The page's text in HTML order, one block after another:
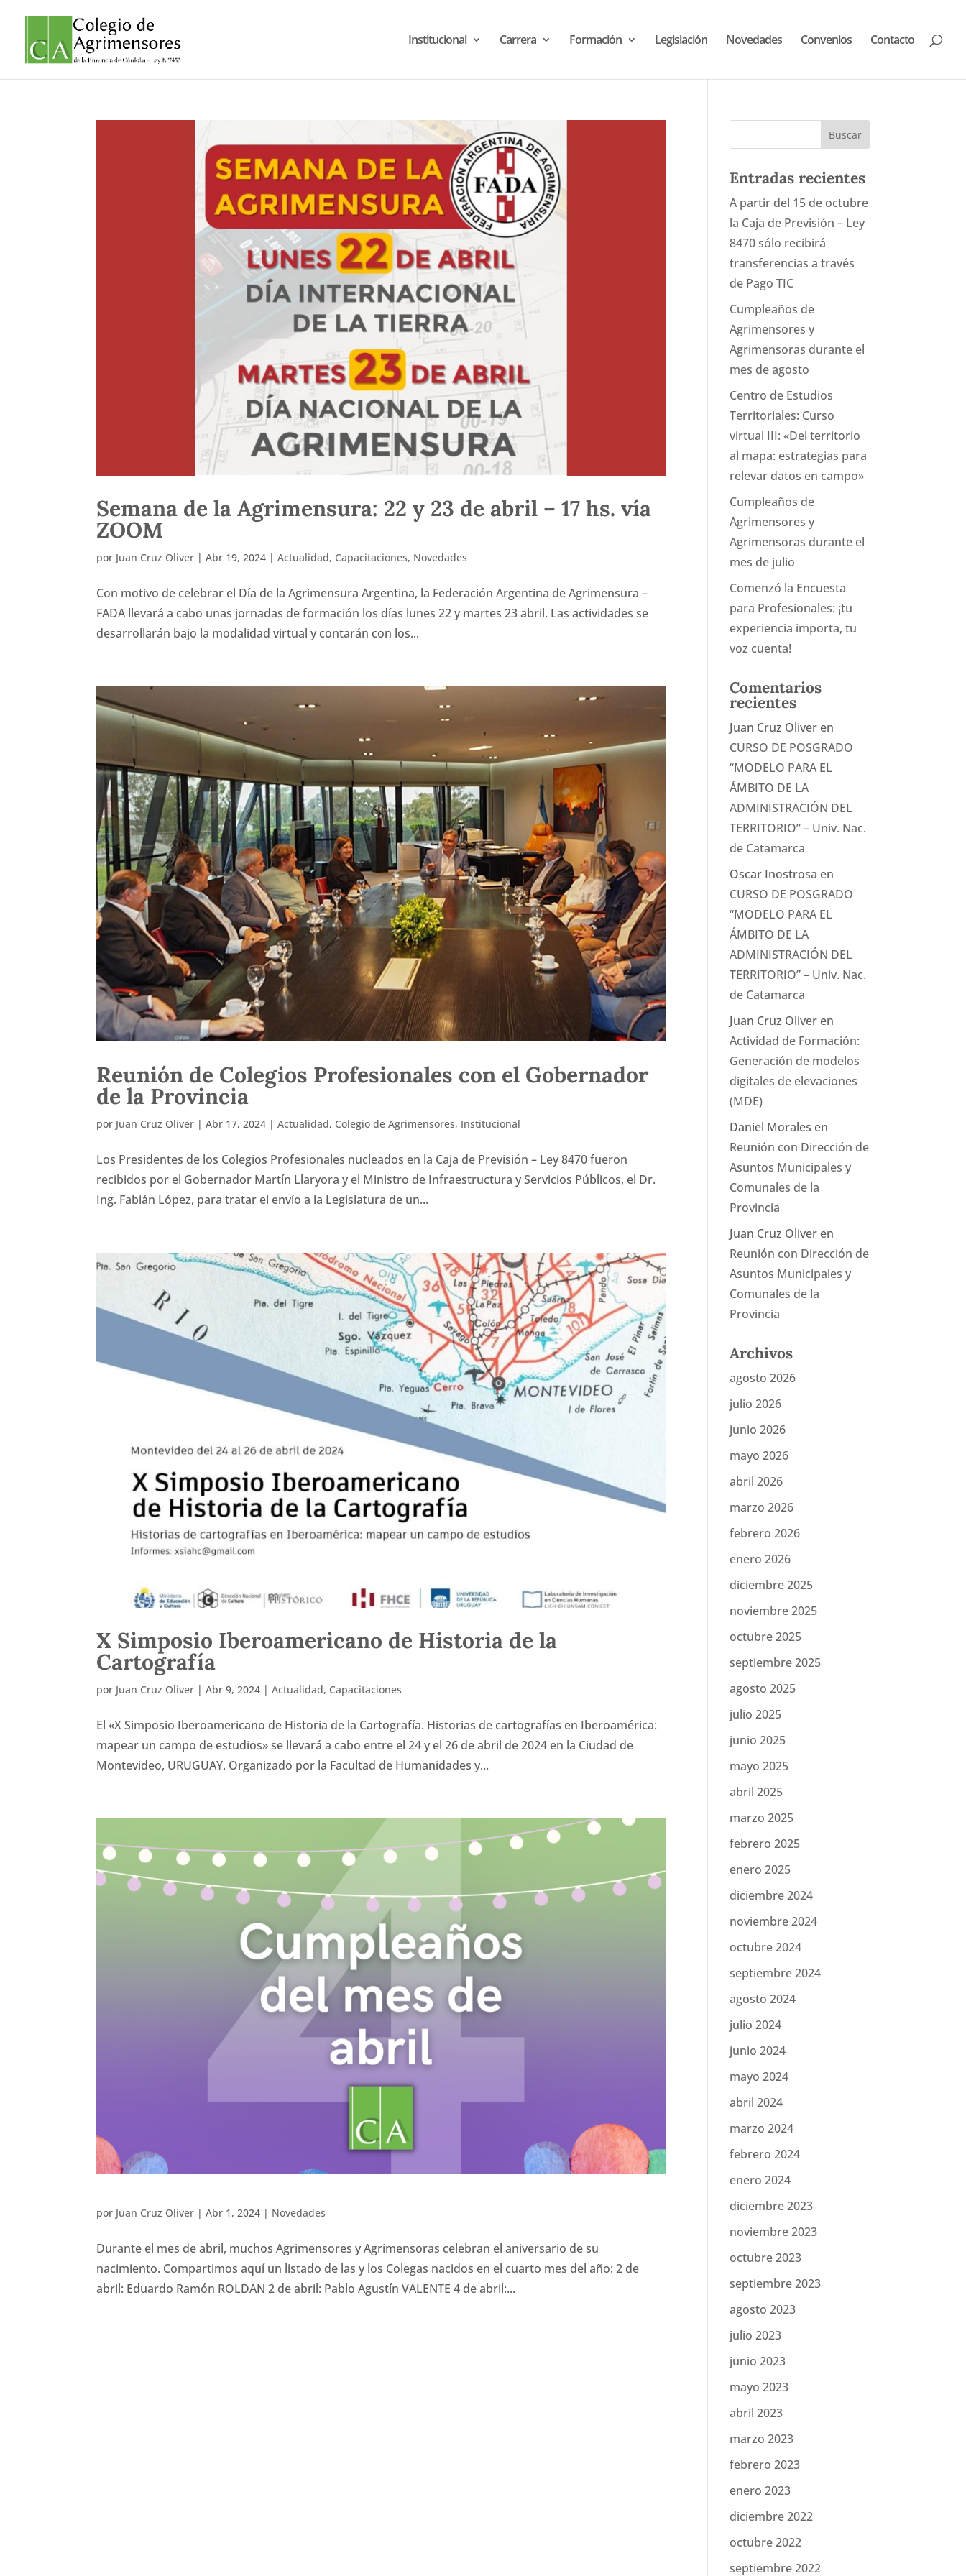
Institucional Carrera Formación Legislación Novedades Convenios Contacto
Semana de la Agrimensura: 22 y 23 de abril – 17 hs. vía
ZOOM
por Juan Cruz Oliver |Abr 19, 2024 |Actualidad, Capacitaciones, Novedades
Con motivo de celebrar el Día de la Agrimensura Argentina, la Federación Argentina de Agrimensura –
FADA llevará a cabo unas jornadas de formación los días lunes 22 y martes 23 abril. Las actividades se
desarrollarán bajo la modalidad virtual y contarán con los...
Reunión de Colegios Profesionales con el Gobernador
de la Provincia
por Juan Cruz Oliver |Abr 17, 2024 |Actualidad, Colegio de Agrimensores, Institucional
Los Presidentes de los Colegios Profesionales nucleados en la Caja de Previsión – Ley 8470 fueron
recibidos por el Gobernador Martín Llaryora y el Ministro de Infraestructura y Servicios Públicos, el Dr.
Ing. Fabián López, para tratar el envío a la Legislatura de un...
X Simposio Iberoamericano de Historia de la
Cartografía
por Juan Cruz Oliver |Abr 9, 2024 |Actualidad, Capacitaciones
El «X Simposio Iberoamericano de Historia de la Cartografía. Historias de cartografías en Iberoamérica:
mapear un campo de estudios» se llevará a cabo entre el 24 y el 26 de abril de 2024 en la Ciudad de
Montevideo, URUGUAY. Organizado por la Facultad de Humanidades y...
por Juan Cruz Oliver |Abr 1, 2024 | Novedades
Durante el mes de abril, muchos Agrimensores y Agrimensoras celebran el aniversario de su
nacimiento. Compartimos aquí un listado de las y los Colegas nacidos en el cuarto mes del año: 2 de
abril: Eduardo Ramón ROLDAN 2 de abril: Pablo Agustín VALENTE 4 de abril:...
Entradas recientes
A partir del 15 de octubre
la Caja de Previsión – Ley
8470 sólo recibirá
transferencias a través
de Pago TIC
Cumpleaños de
Agrimensores y
Agrimensoras durante el
mes de agosto
Centro de Estudios
Territoriales: Curso
virtual III: «Del territorio
al mapa: estrategias para
relevar datos en campo»
Cumpleaños de
Agrimensores y
Agrimensoras durante el
mes de julio
Comenzó la Encuesta
para Profesionales: ¡tu
experiencia importa, tu
voz cuenta!
Comentarios
recientes
Juan Cruz Oliver en
CURSO DE POSGRADO
“MODELO PARA EL
ÁMBITO DE LA
ADMINISTRACIÓN DEL
TERRITORIO” – Univ. Nac.
de Catamarca
Oscar Inostrosa en
CURSO DE POSGRADO
“MODELO PARA EL
ÁMBITO DE LA
ADMINISTRACIÓN DEL
TERRITORIO” – Univ. Nac.
de Catamarca
Juan Cruz Oliver en
Actividad de Formación:
Generación de modelos
digitales de elevaciones
(MDE)
Daniel Morales en
Reunión con Dirección de
Asuntos Municipales y
Comunales de la
Provincia
Juan Cruz Oliver en
Reunión con Dirección de
Asuntos Municipales y
Comunales de la
Provincia
Archivos
agosto 2026
julio 2026
junio 2026
mayo 2026
abril 2026
marzo 2026
febrero 2026
enero 2026
diciembre 2025
noviembre 2025
octubre 2025
septiembre 2025
agosto 2025
julio 2025
junio 2025
mayo 2025
abril 2025
marzo 2025
febrero 2025
enero 2025
diciembre 2024
noviembre 2024
octubre 2024
septiembre 2024
agosto 2024
julio 2024
junio 2024
mayo 2024
abril 2024
marzo 2024
febrero 2024
enero 2024
diciembre 2023
noviembre 2023
octubre 2023
septiembre 2023
agosto 2023
julio 2023
junio 2023
mayo 2023
abril 2023
marzo 2023
febrero 2023
enero 2023
diciembre 2022
octubre 2022
septiembre 2022